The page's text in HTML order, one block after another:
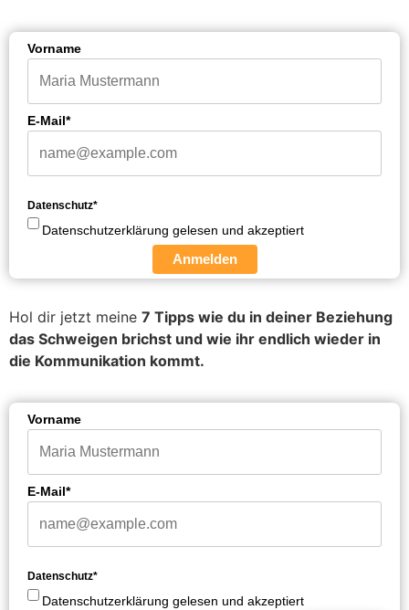
Vorname
E-Mail*
Datenschutz*
Datenschutzerklärung gelesen und akzeptiert
Anmelden
Hol dir jetzt meine 7 Tipps wie du in deiner Beziehung
das Schweigen brichst und wie ihr endlich wieder in
die Kommunikation kommt.
Vorname
E-Mail*
Datenschutz*
Datenschutzerklärung gelesen und akzeptiert